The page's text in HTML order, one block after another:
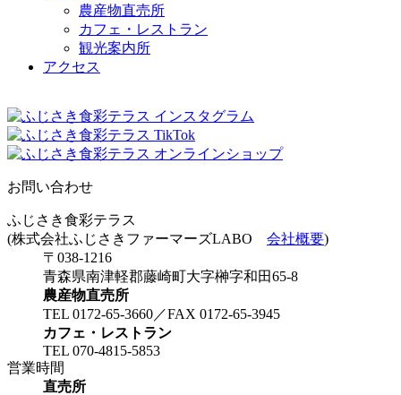
農産物直売所
カフェ・レストラン
観光案内所
アクセス
お問い合わせ
ふじさき食彩テラス
(株式会社ふじさきファーマーズLABO 会社概要)
〒038-1216
青森県南津軽郡藤崎町大字榊字和田65-8
農産物直売所
TEL 0172-65-3660／FAX 0172-65-3945
カフェ・レストラン
TEL 070-4815-5853
営業時間
直売所